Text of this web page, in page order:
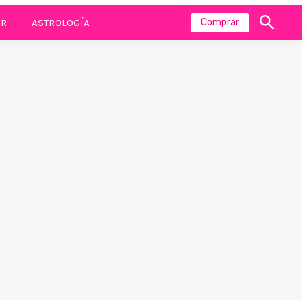
ASTROLOGÍA Comprar
Mostrar